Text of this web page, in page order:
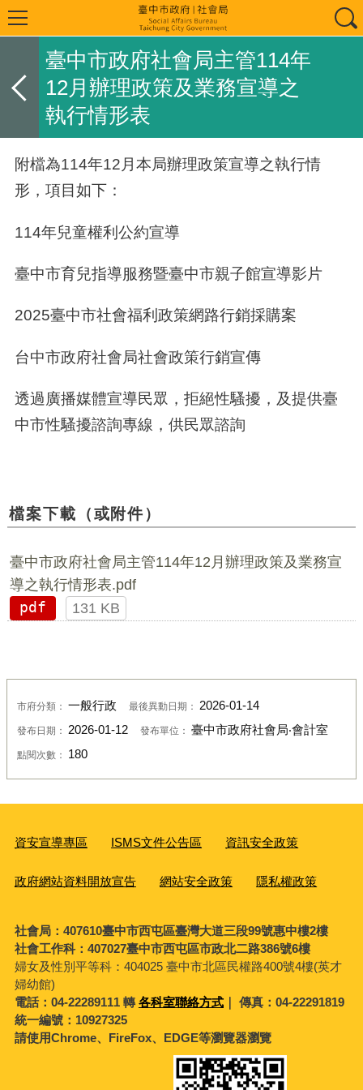
臺中市政府社會局主管114年
12月辦理政策及業務宣導之
執行情形表
附檔為114年12月本局辦理政策宣導之執行情
形，項目如下：
114年兒童權利公約宣導
臺中市育兒指導服務暨臺中市親子館宣導影片
2025臺中市社會福利政策網路行銷採購案
台中市政府社會局社會政策行銷宣傳
透過廣播媒體宣導民眾，拒絕性騷擾，及提供臺
中市性騷擾諮詢專線，供民眾諮詢
檔案下載（或附件）
臺中市政府社會局主管114年12月辦理政策及業務宣
導之執行情形表.pdf
pdf
131 KB
市府分類： 一般行政 最後異動日期： 2026-01-14
發布日期： 2026-01-12 發布單位： 臺中市政府社會局‧會計室
點閱次數： 180
資安宣導專區 ISMS文件公告區 資訊安全政策
政府網站資料開放宣告 網站安全政策 隱私權政策
社會局：407610臺中市西屯區臺灣大道三段99號惠中樓2樓
社會工作科：407027臺中市西屯區市政北二路386號6樓
婦女及性別平等科： 404025 臺中市北區民權路400號4樓(英才
婦幼館)
電話：04-22289111 轉各科室聯絡方式｜ 傳真：04-22291819
統一編號：10927325
請使用Chrome、FireFox、EDGE等瀏覽器瀏覽